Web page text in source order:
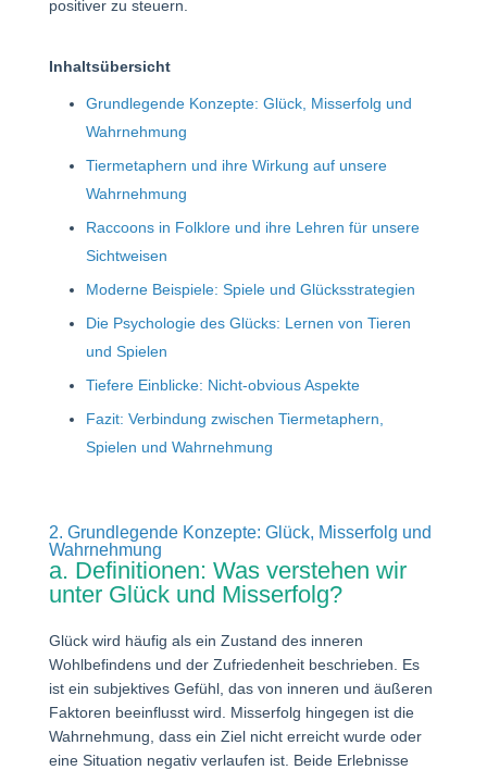
positiver zu steuern.
Inhaltsübersicht
Grundlegende Konzepte: Glück, Misserfolg und
Wahrnehmung
Tiermetaphern und ihre Wirkung auf unsere
Wahrnehmung
Raccoons in Folklore und ihre Lehren für unsere
Sichtweisen
Moderne Beispiele: Spiele und Glücksstrategien
Die Psychologie des Glücks: Lernen von Tieren
und Spielen
Tiefere Einblicke: Nicht-obvious Aspekte
Fazit: Verbindung zwischen Tiermetaphern,
Spielen und Wahrnehmung
2. Grundlegende Konzepte: Glück, Misserfolg und
Wahrnehmung
a. Definitionen: Was verstehen wir
unter Glück und Misserfolg?
Glück wird häufig als ein Zustand des inneren
Wohlbefindens und der Zufriedenheit beschrieben. Es
ist ein subjektives Gefühl, das von inneren und äußeren
Faktoren beeinflusst wird. Misserfolg hingegen ist die
Wahrnehmung, dass ein Ziel nicht erreicht wurde oder
eine Situation negativ verlaufen ist. Beide Erlebnisse